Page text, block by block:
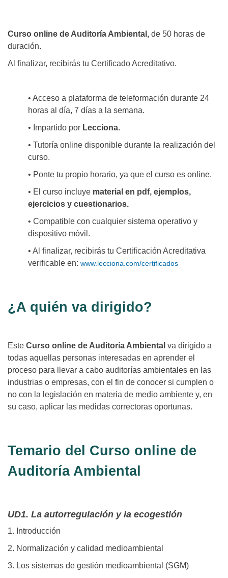
Curso online de Auditoría Ambiental, de 50 horas de
duración.
Al finalizar, recibirás tu Certificado Acreditativo.
• Acceso a plataforma de teleformación durante 24
horas al día, 7 días a la semana.
• Impartido por Lecciona.
• Tutoría online disponible durante la realización del
curso.
• Ponte tu propio horario, ya que el curso es online.
• El curso incluye material en pdf, ejemplos,
ejercicios y cuestionarios.
• Compatible con cualquier sistema operativo y
dispositivo móvil.
• Al finalizar, recibirás tu Certificación Acreditativa
verificable en: www.lecciona.com/certificados
¿A quién va dirigido?
Este Curso online de Auditoría Ambiental va dirigido a
todas aquellas personas interesadas en aprender el
proceso para llevar a cabo auditorías ambientales en las
industrias o empresas, con el fin de conocer si cumplen o
no con la legislación en materia de medio ambiente y, en
su caso, aplicar las medidas correctoras oportunas.
Temario del Curso online de
Auditoría Ambiental
UD1. La autorregulación y la ecogestión
1. Introducción
2. Normalización y calidad medioambiental
3. Los sistemas de gestión medioambiental (SGM)